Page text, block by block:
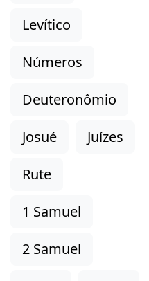
Levítico
Números
Deuteronômio
Josué
Juízes
Rute
1 Samuel
2 Samuel